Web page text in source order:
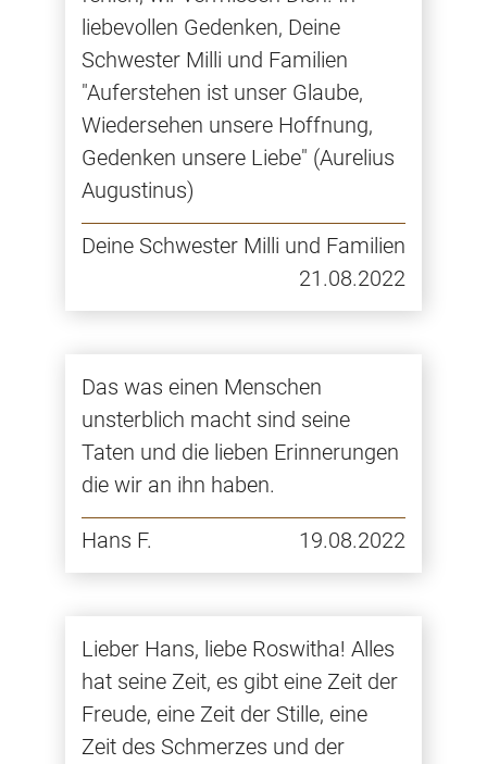
liebevollen Gedenken, Deine
Schwester Milli und Familien
"Auferstehen ist unser Glaube,
Wiedersehen unsere Hoffnung,
Gedenken unsere Liebe" (Aurelius
Augustinus)
Deine Schwester Milli und Familien
21.08.2022
Das was einen Menschen
unsterblich macht sind seine
Taten und die lieben Erinnerungen
die wir an ihn haben.
Hans F. 19.08.2022
Lieber Hans, liebe Roswitha! Alles
hat seine Zeit, es gibt eine Zeit der
Freude, eine Zeit der Stille, eine
Zeit des Schmerzes und der